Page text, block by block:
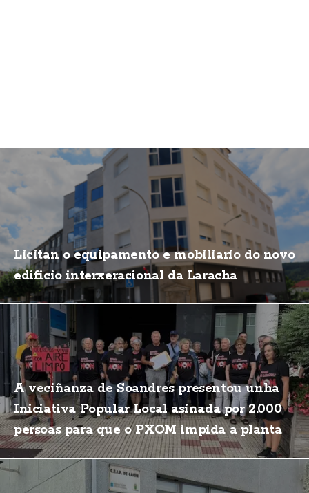
Licitan o equipamento e mobiliario do novo
edificio interxeracional da Laracha
A veciñanza de Soandres presentou unha
Iniciativa Popular Local asinada por 2.000
persoas para que o PXOM impida a planta
de biogás